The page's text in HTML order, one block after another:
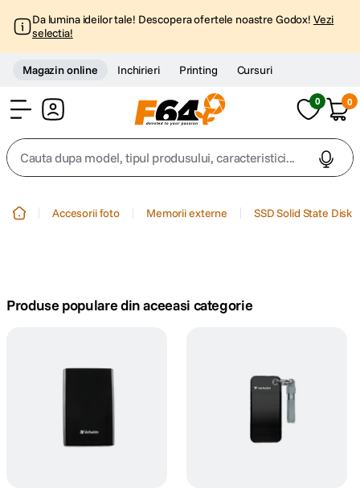
Da lumina ideilor tale! Descopera ofertele noastre Godox! Vezi
selectia!
Magazin online Inchirieri Printing Cursuri
0 0
Cauta dupa model, tipul produsului, caracteristici...
trepied telefon
canon sx740 hs
lavaliera
Accesorii foto Memorii externe SSD Solid State Disk
Produse populare din aceeasi categorie